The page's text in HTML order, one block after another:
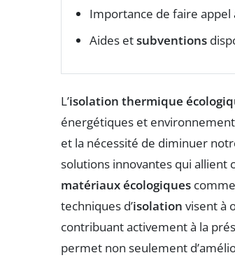
Importance de faire appel
Aides etsubventions
L’isolation thermique
énergétiques et
et la nécessité de diminuer
solutions innovantes qui allient
matériaux écologiques
techniques d’isolation visent à
contribuant activement à la
permet non seulement